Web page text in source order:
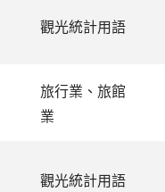
觀光統計用語
旅行業、旅館
業
觀光統計用語